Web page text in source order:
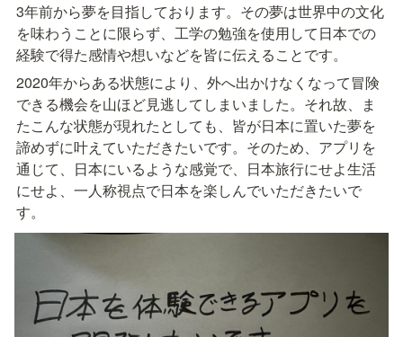
3年前から夢を目指しております。その夢は世界中の文化
を味わうことに限らず、工学の勉強を使用して日本での
経験で得た感情や想いなどを皆に伝えることです。
2020年からある状態により、外へ出かけなくなって冒険
できる機会を山ほど見逃してしまいました。それ故、ま
たこんな状態が現れたとしても、皆が日本に置いた夢を
諦めずに叶えていただきたいです。そのため、アプリを
通じて、日本にいるような感覚で、日本旅行にせよ生活
にせよ、一人称視点で日本を楽しんでいただきたいで
す。